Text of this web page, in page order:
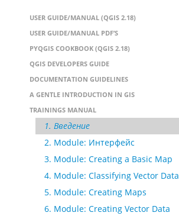
USER GUIDE/MANUAL (QGIS 2.18)
USER GUIDE/MANUAL PDF’S
PYQGIS COOKBOOK (QGIS 2.18)
QGIS DEVELOPERS GUIDE
DOCUMENTATION GUIDELINES
A GENTLE INTRODUCTION IN GIS
TRAININGS MANUAL
1. Введение
2. Module: Интерфейс
3. Module: Creating a Basic Map
4. Module: Classifying Vector Data
5. Module: Creating Maps
6. Module: Creating Vector Data